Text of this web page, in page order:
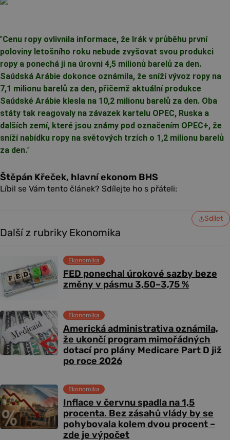
"Cenu ropy ovlivnila informace, že Irák v průběhu první
poloviny letošního roku nebude zvyšovat svou produkci
ropy a ponechá ji na úrovni 4,5 milionů barelů za den.
Saúdská Arábie dokonce oznámila, že sníží vývoz ropy na
7,1 milionu barelů za den, přičemž aktuální produkce
Saúdské Arábie klesla na 10,2 milionu barelů za den. Oba
státy tak reagovaly na závazek kartelu OPEC, Ruska a
dalších zemí, které jsou známy pod označením OPEC+, že
sníží nabídku ropy na světových trzích o 1,2 milionu barelů
za den."
Štěpán Křeček, hlavní ekonom BHS
Líbil se Vám tento článek? Sdílejte ho s přáteli:
Sdílet
Další z rubriky Ekonomika
FED ponechal úrokové sazby beze
změny v pásmu 3,50–3,75 %
Ekonomika
Americká administrativa oznámila,
že ukončí program mimořádných
dotací pro plány Medicare Part D již
po roce 2026
Ekonomika
Inflace v červnu spadla na 1,5
procenta. Bez zásahů vlády by se
pohybovala kolem dvou procent –
zde je výpočet
Ekonomika